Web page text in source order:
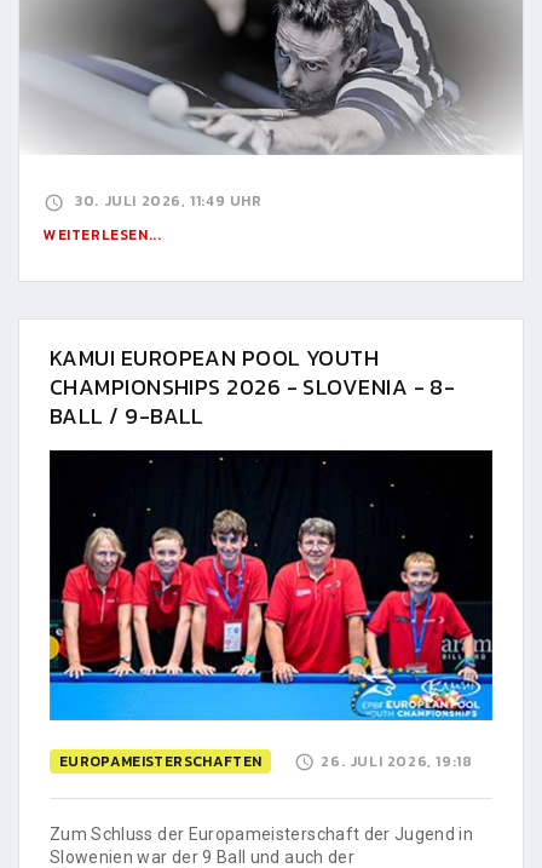
30. JULI 2026, 11:49 UHR
WEITERLESEN...
KAMUI EUROPEAN POOL YOUTH
CHAMPIONSHIPS 2026 - SLOVENIA - 8-
BALL / 9-BALL
EUROPAMEISTERSCHAFTEN 26. JULI 2026, 19:18
Zum Schluss der Europameisterschaft der Jugend in
Slowenien war der 9 Ball und auch der